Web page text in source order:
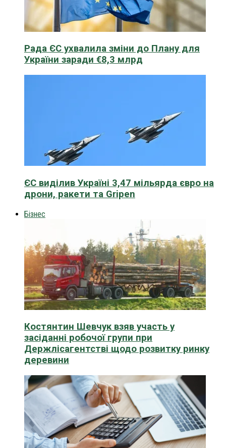
Рада ЄС ухвалила зміни до Плану для
України заради €8,3 млрд
ЄС виділив Україні 3,47 мільярда євро на
дрони, ракети та Gripen
Бізнес
Костянтин Шевчук взяв участь у
засіданні робочої групи при
Держлісагентстві щодо розвитку ринку
деревини